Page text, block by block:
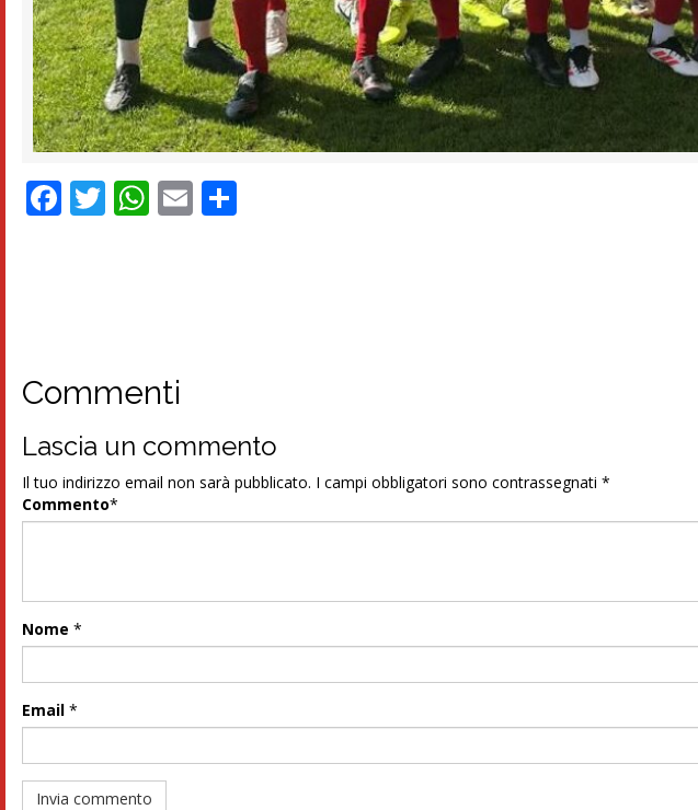
Facebook
Twitter
WhatsApp
Email
Commenti
Lascia un commento
Il tuo indirizzo email non sarà pubblicato. I campi obbligatori sono contrassegnati*
Commento*
Nome *
Email *